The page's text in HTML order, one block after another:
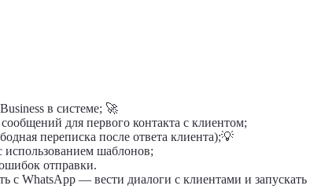
в системе; 🚀
для первого контакта с клиентом;
переписка после ответа клиента);💡
шаблонов;
отправки.
с WhatsApp — вести диалоги с клиентами и